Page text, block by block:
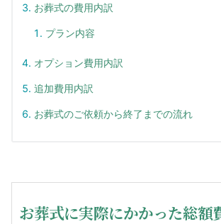
お葬式の費用内訳
プラン内容
オプション費用内訳
追加費用内訳
お葬式のご依頼から終了までの流れ
お葬式に実際にかかった総額